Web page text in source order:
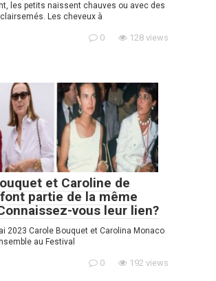
les petits naissent chauves ou avec des
Les cheveux à
0 128 views
et Caroline de
partie de la même
vous leur lien?
2023 Carole Bouquet et Carolina Monaco
au Festival
0 192 views